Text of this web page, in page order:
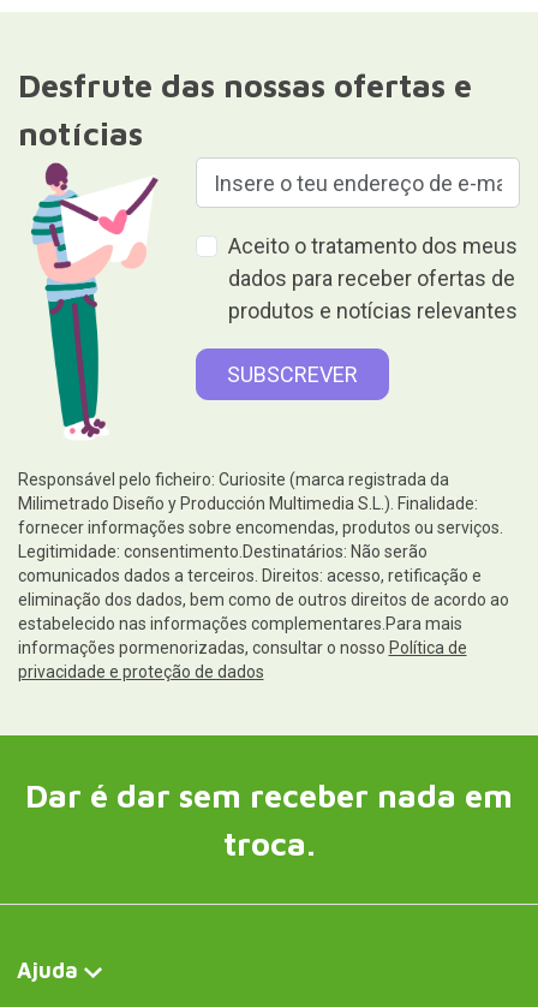
Desfrute das nossas ofertas e
notícias
Aceito o tratamento dos meus
dados para receber ofertas de
produtos e notícias relevantes
Responsável pelo ficheiro: Curiosite (marca registrada da
Milimetrado Diseño y Producción Multimedia S.L.). Finalidade:
fornecer informações sobre encomendas, produtos ou serviços.
Legitimidade: consentimento.Destinatários: Não serão
comunicados dados a terceiros. Direitos: acesso, retificação e
eliminação dos dados, bem como de outros direitos de acordo ao
estabelecido nas informações complementares.Para mais
informações pormenorizadas, consultar o nosso Política de
privacidade e proteção de dados
Dar é dar sem receber nada em
troca.
Ajuda